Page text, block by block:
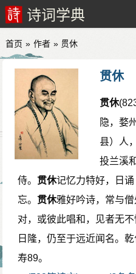
诗词学典
首页 » 作者 » 贯休
贯休
贯休
隐，婺
县）人
投兰溪
侍。 贯休记忆力特好，日
忘。 贯休雅好吟诗，常与
对，或彼此唱和，见者无不
日隆，仍至于远近闻名。
寿89。